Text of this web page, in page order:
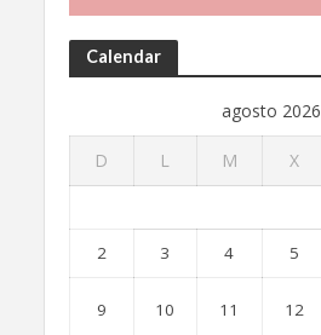
Calendar
agosto 2026
D L M X
2 3 4 5
9 10 11 12